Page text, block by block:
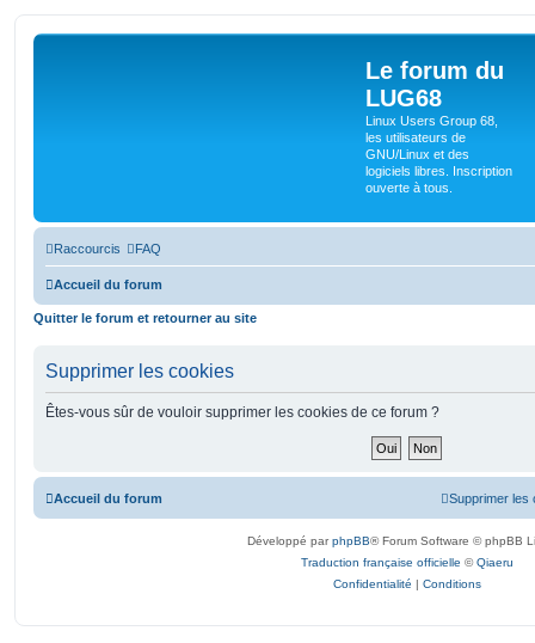
Le forum du
LUG68
Linux Users Group 68,
les utilisateurs de
GNU/Linux et des
logiciels libres. Inscription
ouverte à tous.
Raccourcis FAQ
Accueil du forum
Quitter le forum et retourner au site
Supprimer les cookies
Êtes-vous sûr de vouloir supprimer les cookies de ce forum ?
Accueil du forum Supprimer les
Développé parphpBB® Forum Software © phpBB
Traduction française officielle ©Qiaeru
Confidentialité | Conditions